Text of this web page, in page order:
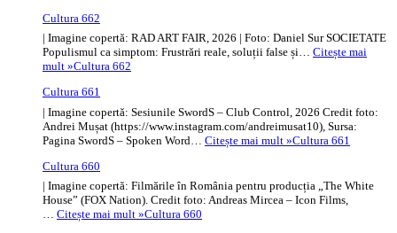
Cultura 662
| Imagine copertă: RAD ART FAIR, 2026 | Foto: Daniel Sur SOCIETATE
Populismul ca simptom: Frustrări reale, soluții false și… Citește mai
mult »Cultura 662
Cultura 661
| Imagine copertă: Sesiunile SwordS – Club Control, 2026 Credit foto:
Andrei Mușat (https://www.instagram.com/andreimusat10), Sursa:
Pagina SwordS – Spoken Word… Citește mai mult »Cultura 661
Cultura 660
| Imagine copertă: Filmările în România pentru producția „The White
House” (FOX Nation). Credit foto: Andreas Mircea – Icon Films,
… Citește mai mult »Cultura 660